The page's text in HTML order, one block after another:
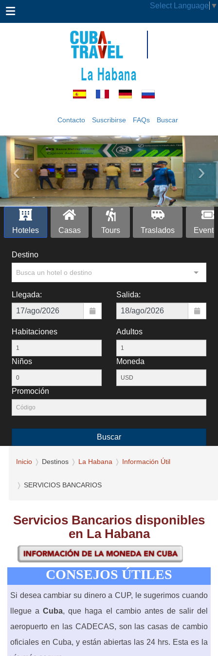
Select Language ▼
La Habana
Contacto Suscribirse FAQs Buscar
‹ ›
Hoteles Casas Tours Traslados
Destino
Busca un hotel o destino
Llegada: Salida:
Habitaciones Adultos
Niños Moneda
Promoción
Buscar
Inicio Destinos La Habana Información Útil
SERVICIOS BANCARIOS
Servicios Bancarios disponibles
en La Habana
CONSEJOS ÚTILES
Si desea cambiar su dinero a CUP, le sugerimos cuando
llegue aCuba, que haga el cambio antes de salir del
aeropuerto en las CADECAS, son las casas de cambio
oficiales en Cuba, y están abiertas las 24 hrs. Esta es la